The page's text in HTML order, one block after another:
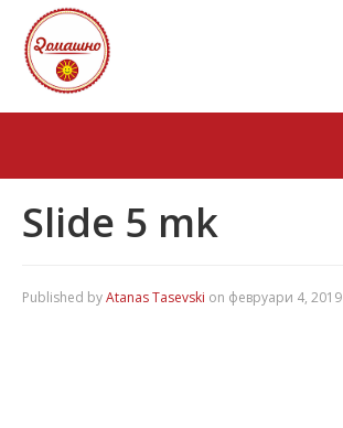
Slide 5 mk
Published byAtanas Tasevski on февруари 4, 2019